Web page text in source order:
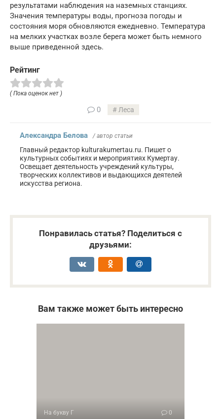
результатами наблюдения на наземных станциях.
Значения температуры воды, прогноза погоды и
состояния моря обновляются ежедневно. Температура
на мелких участках возле берега может быть немного
выше приведенной здесь.
Рейтинг
( Пока оценок нет )
0 Леса
Александра Белова / автор статьи
Главный редактор kulturakumertau.ru. Пишет о
культурных событиях и мероприятиях Кумертау.
Освещает деятельность учреждений культуры,
творческих коллективов и выдающихся деятелей
искусства региона.
Понравилась статья? Поделиться с
друзьями:
Вам также может быть интересно
На букву Г 0